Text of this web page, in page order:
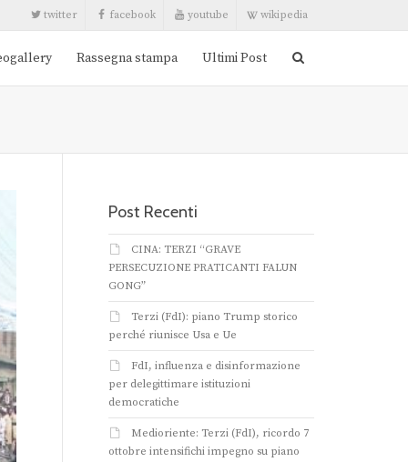
twitter facebook youtube wikipedia
Rassegna stampa Ultimi Post
Post Recenti
CINA: TERZI “GRAVE
PERSECUZIONE PRATICANTI FALUN
GONG”
Terzi (FdI): piano Trump storico
perché riunisce Usa e Ue
FdI, influenza e disinformazione
per delegittimare istituzioni
democratiche
Medioriente: Terzi (FdI), ricordo 7
ottobre intensifichi impegno su piano